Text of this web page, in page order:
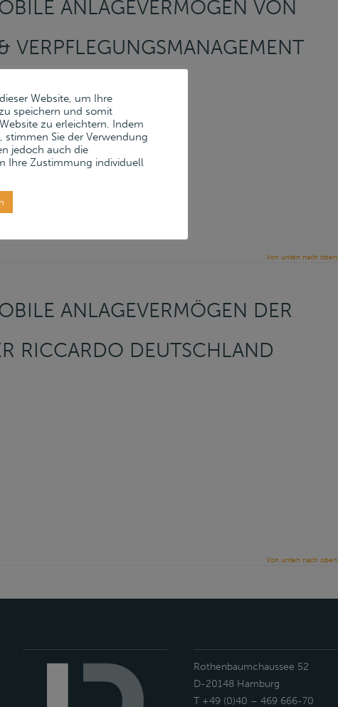
ANLAGEVERMÖGEN VON
VERPFLEGUNGSMANAGEMENT
Von unten nach oben
ANLAGEVERMÖGEN DER
RICCARDO DEUTSCHLAND
Von unten nach oben
Rothenbaumchaussee 52
D-20148 Hamburg
T +49 (0)40 – 469 666-70
Website, um Ihre
speichern und somit
zu erleichtern. Indem
stimmen Sie der Verwendung
jedoch auch die
Ihre Zustimmung individuell